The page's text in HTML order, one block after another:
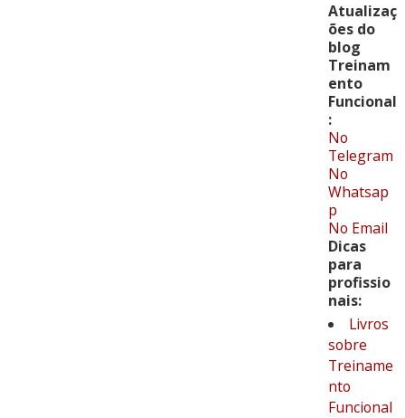
Atualizaç
ões do
blog
Treinam
ento
Funcional
:
No
Telegram
No
Whatsap
p
No Email
Dicas
para
profissio
nais:
Livros
sobre
Treiname
nto
Funcional